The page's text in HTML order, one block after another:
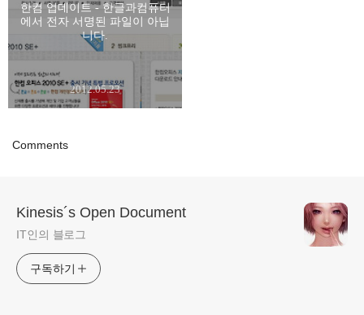
한컴 업데이트 - 한글과컴퓨터
에서 전자 서명된 파일이 아닙
니다.
2012.05.23
Comments
Kinesis´s Open Document
IT인의 블로그
구독하기